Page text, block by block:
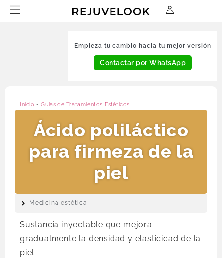
Empieza tu cambio hacia tu mejor versión
Contactar por WhatsApp
Inicio -Guías de Tratamientos Estéticos
Ácido poliláctico
para firmeza de la
piel
Medicina estética
Sustancia inyectable que mejora
gradualmente la densidad y elasticidad de la
piel.